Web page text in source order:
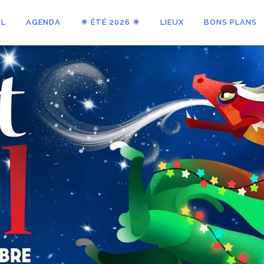
AGENDA ☀ ÉTÉ 2026 ☀ LIEUX BONS PLANS